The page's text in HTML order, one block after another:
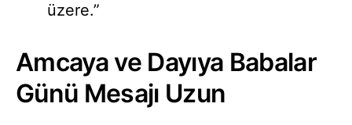
üzere.”
Amcaya ve Dayıya Babalar
Günü Mesajı Uzun